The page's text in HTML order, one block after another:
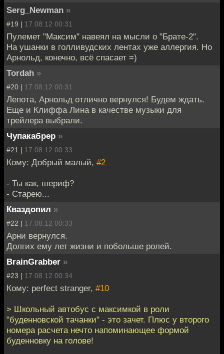
Serg_Newman »
#19 | 17.08.12 00:31
Пулемет "Максим" навеял на мысли о "Брате-2".
На ушанки в голливудских лентах уже аллергия. Но
Арнольд, конечно, всё спасает =)
Tordah »
#20 | 17.08.12 00:31
Лепота, Арнольд отлично вернулся! Будем ждать.
Еще и Клиффа Лина в качестве музыки для
трейлера выбрали.
Чупакабрер »
#21 | 17.08.12 00:33
Кому: Добрый малый, #2
- Ты как, шериф?
- Старею...
Кваздопил »
#22 | 17.08.12 00:33
Арни вернулся.
Долгих ему лет жизни и побольше ролей.
BrainGrabber »
#23 | 17.08.12 00:34
Кому: perfect stranger, #10
> Школьный автобус с максимкой в роли
"буденновской тачанки" - это зачет. Плюс у второго
номера расчета нечто напоминающее формой
буденновку на голове!